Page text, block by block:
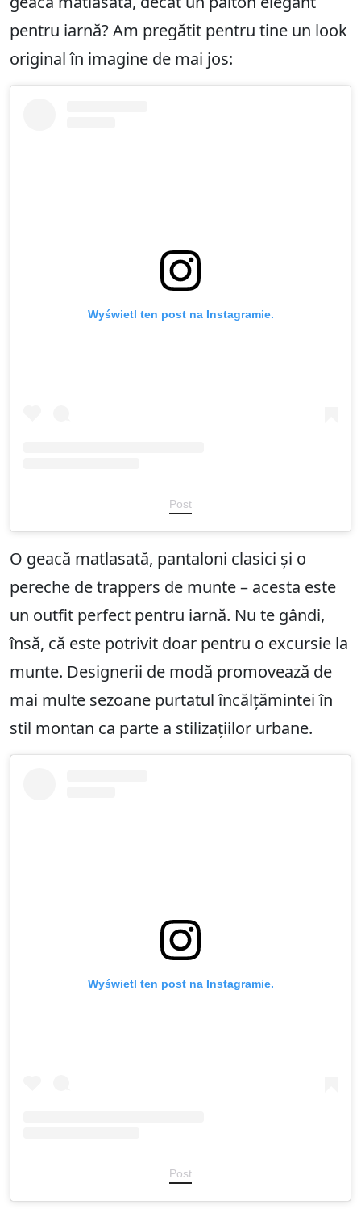
pentru iarnă? Am pregătit pentru tine un look
original în imagine de mai jos:
Wyświetl ten post na Instagramie.
Post
O geacă matlasată, pantaloni clasici și o
pereche de trappers de munte – acesta este
un outfit perfect pentru iarnă. Nu te gândi,
însă, că este potrivit doar pentru o excursie la
munte. Designerii de modă promovează de
mai multe sezoane purtatul încălțămintei în
stil montan ca parte a stilizațiilor urbane.
Wyświetl ten post na Instagramie.
Post